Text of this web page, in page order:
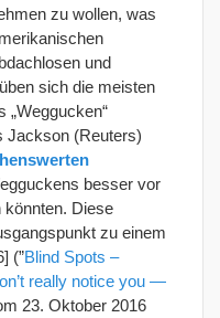
zu wollen, was
und
sich die meisten
„Weggucken“
Jackson (Reuters)
besser vor
könnten. Diese
zu einem
(”Blind Spots –
really notice you —
23. Oktober 2016